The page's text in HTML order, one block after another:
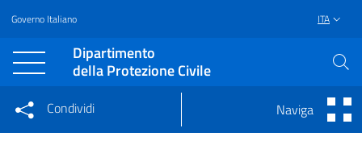
Vai al contenuto principale
Raggiungi il piè di pagina
Governo Italiano ITA
Dipartimento
della Protezione Civile
Condividi su Facebook
Condividi
Condividi sui social network
Naviga